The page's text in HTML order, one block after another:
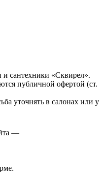
сантехники «Сквирел».
публичной офертой (ст.
уточнять в салонах или у
—